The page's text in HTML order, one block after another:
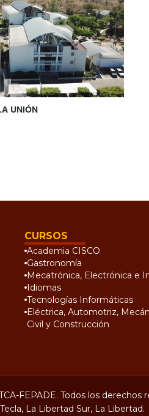
UNIÓN
CURSOS
Academia CISCO
Gastronomía
Mecatrónica, Electrónica e
Idiomas
Tecnologías Informáticas
Eléctrica, Automotriz,
Civil y Construcción
FEPADE. Todos los derechos
La Libertad Sur, La Libertad.